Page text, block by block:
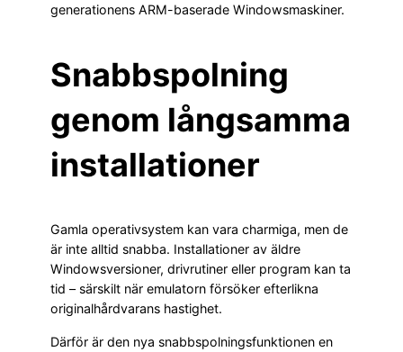
generationens ARM-baserade Windowsmaskiner.
Snabbspolning
genom långsamma
installationer
Gamla operativsystem kan vara charmiga, men de
är inte alltid snabba. Installationer av äldre
Windowsversioner, drivrutiner eller program kan ta
tid – särskilt när emulatorn försöker efterlikna
originalhårdvarans hastighet.
Därför är den nya snabbspolningsfunktionen en